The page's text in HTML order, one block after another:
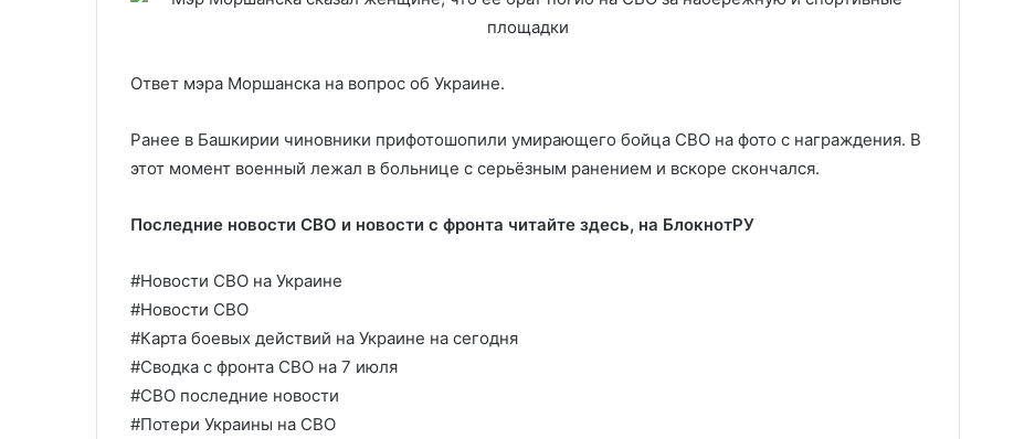
Ответ мэра Моршанска на вопрос об Украине.
Ранее в Башкирии чиновники прифотошопили умирающего бойца СВО на фото с награждения. В
этот момент военный лежал в больнице с серьёзным ранением и вскоре скончался.
Последние новости СВО и новости с фронта читайте здесь, на БлокнотРУ
#Новости СВО на Украине
#Новости СВО
#Карта боевых действий на Украине на сегодня
#Сводка с фронта СВО на 7 июля
#СВО последние новости
#Потери Украины на СВО